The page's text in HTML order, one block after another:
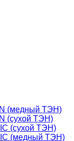
(медный ТЭН)
(сухой ТЭН)
(сухой ТЭН)
(медный ТЭН)